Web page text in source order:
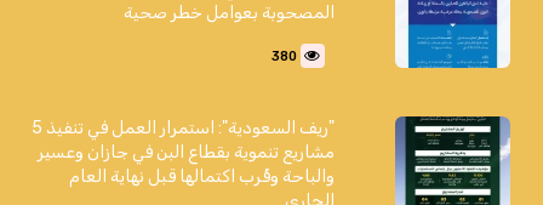
المصحوبة بعوامل خطر صحية
380
"ريف السعودية": استمرار العمل في تنفيذ 5
مشاريع تنموية بقطاع البن في جازان وعسير
والباحة وقُرب اكتمالها قبل نهاية العام
الجاري